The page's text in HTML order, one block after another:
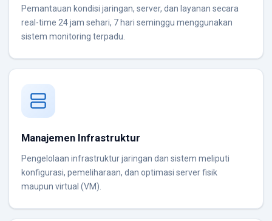
Pemantauan kondisi jaringan, server, dan layanan secara
real-time 24 jam sehari, 7 hari seminggu menggunakan
sistem monitoring terpadu.
Manajemen Infrastruktur
Pengelolaan infrastruktur jaringan dan sistem meliputi
konfigurasi, pemeliharaan, dan optimasi server fisik
maupun virtual (VM).